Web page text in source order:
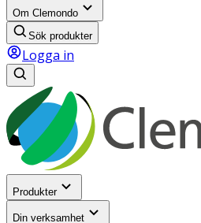
Om Clemondo
Sök produkter
Logga in
Produkter
Din verksamhet